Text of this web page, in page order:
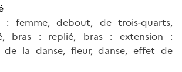
: femme, debout, de trois-quarts,
bras : replié, bras : extension :
la danse, fleur, danse, effet de